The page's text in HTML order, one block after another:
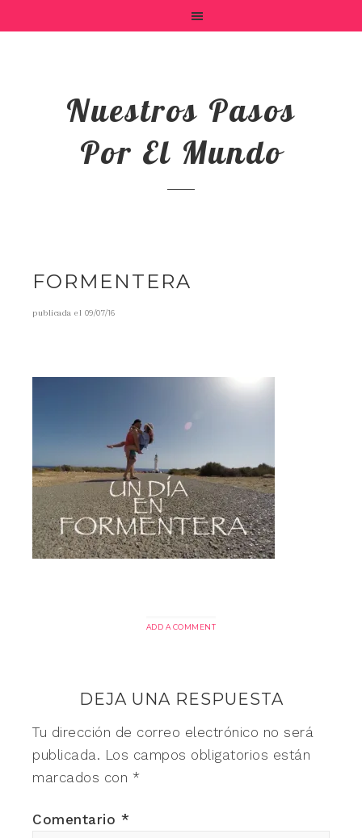
Nuestros Pasos
Por El Mundo
FORMENTERA
publicada el 09/07/16
ADD A COMMENT
DEJA UNA RESPUESTA
Tu dirección de correo electrónico no será
publicada. Los campos obligatorios están
marcados con *
Comentario *